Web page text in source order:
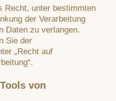
Recht, unter bestimmten
der Verarbeitung
Daten zu verlangen.
Sie der
„Recht auf
von